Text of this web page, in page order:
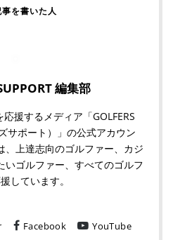
編集部
援するメディア「GOLFERS
サポート）」の公式アカウン
、上達志向のゴルファー、カジ
いゴルファー、すべてのゴルフ
しています。
Facebook YouTube